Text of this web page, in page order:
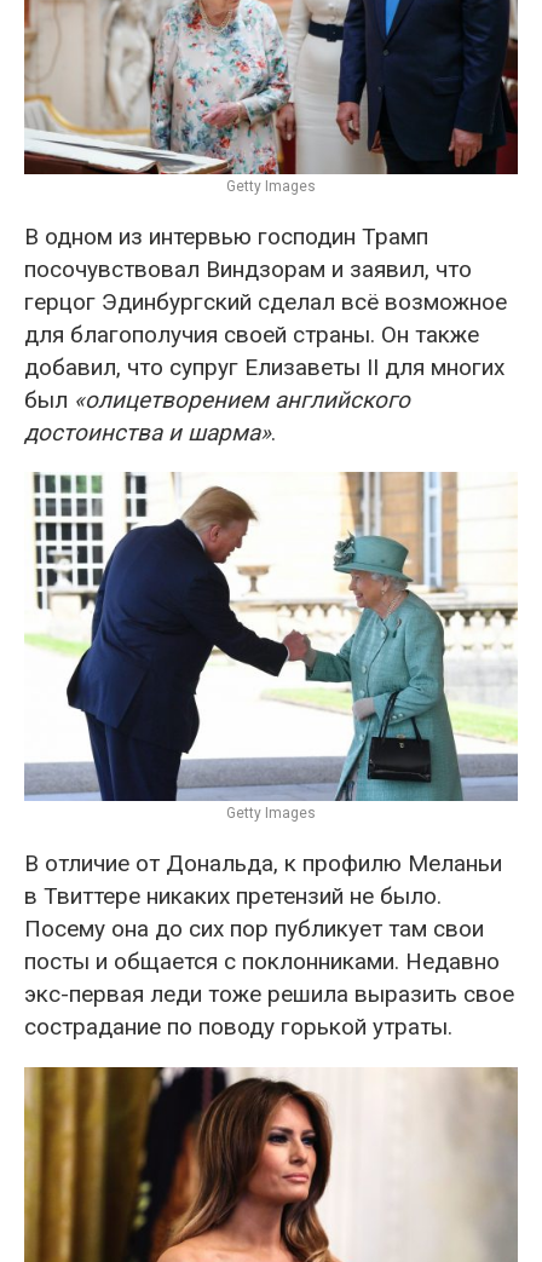
Getty Images
В одном из интервью господин Трамп
посочувствовал Виндзорам и заявил, что
герцог Эдинбургский сделал всё возможное
для благополучия своей страны. Он также
добавил, что супруг Елизаветы II для многих
был «олицетворением английского
достоинства и шарма».
Getty Images
В отличие от Дональда, к профилю Меланьи
в Твиттере никаких претензий не было.
Посему она до сих пор публикует там свои
посты и общается с поклонниками. Недавно
экс-первая леди тоже решила выразить свое
сострадание по поводу горькой утраты.